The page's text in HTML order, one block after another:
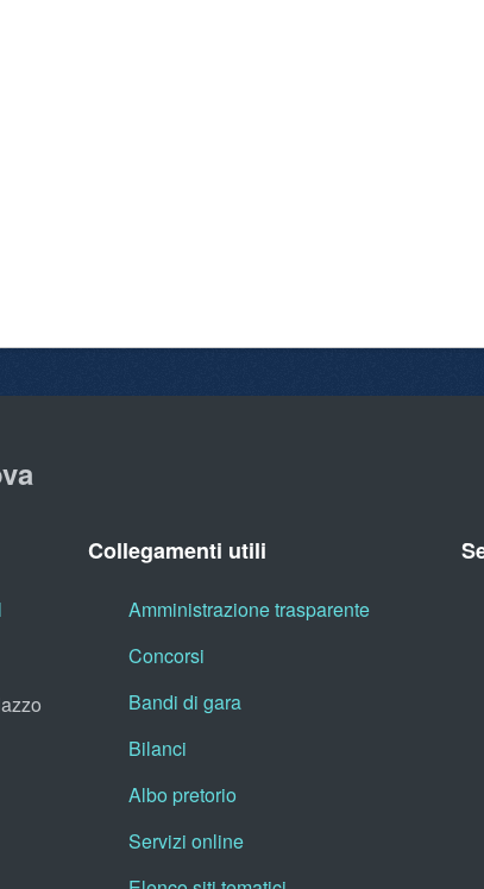
Collegamenti utili
Amministrazione trasparente
Concorsi
Bandi di gara
Bilanci
Albo pretorio
Servizi online